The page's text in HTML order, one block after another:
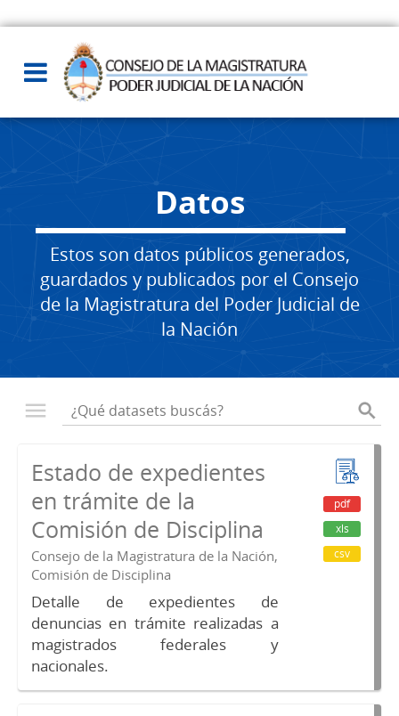
Datos
Estos son datos públicos generados,
guardados y publicados por el Consejo
de la Magistratura del Poder Judicial de
la Nación
Estado de expedientes
en trámite de la
Comisión de Disciplina
Consejo de la Magistratura de la Nación,
Comisión de Disciplina
Detalle de expedientes de
denuncias en trámite realizadas a
magistrados federales y
nacionales.
pdf
xls
csv